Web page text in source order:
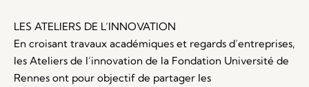
LES ATELIERS DE L’INNOVATION
En croisant travaux académiques et regards d’entreprises,
les Ateliers de l’innovation de la Fondation Université de
Rennes ont pour objectif de partager les